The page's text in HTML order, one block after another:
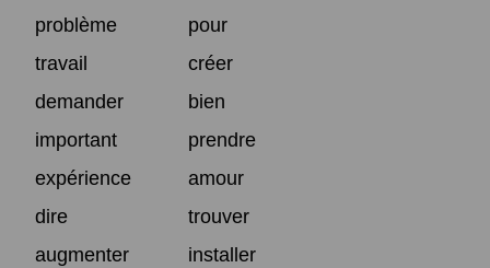
problème
pour
travail
créer
demander
bien
important
prendre
expérience
amour
dire
trouver
augmenter
installer